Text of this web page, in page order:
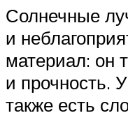
Солнечные
и
материал: он
и прочность.
также есть